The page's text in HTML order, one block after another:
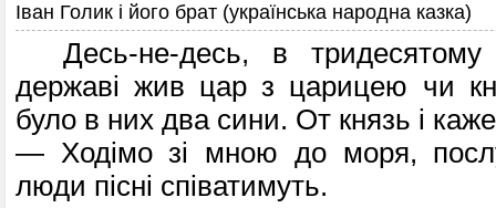
Іван Голик і його брат (українська народна казка)
Десь-не-десь, в тридесятому
державі жив цар з царицею чи
було в них два сини. От князь і
— Ходімо зі мною до моря,
люди пісні співатимуть.